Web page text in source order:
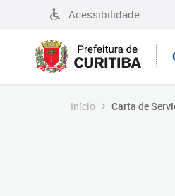
Acessibilidade
Início Carta de